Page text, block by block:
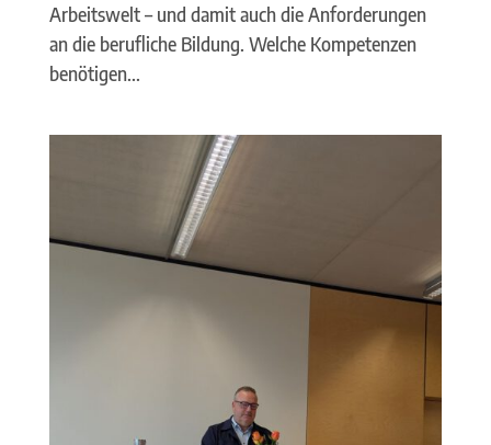
Arbeitswelt – und damit auch die Anforderungen
an die berufliche Bildung. Welche Kompetenzen
benötigen...